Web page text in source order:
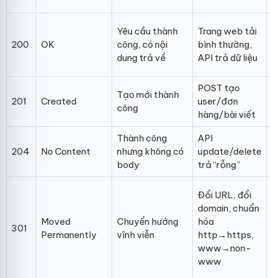
200 OK
Yêu cầu thành
công, có nội
dung trả về
Trang web tải
bình thường,
API trả dữ liệu
201 Created
Tạo mới thành
công
POST tạo
user/đơn
hàng/bài viết
204 No Content
Thành công
nhưng không có
body
API
update/delete
trả “rỗng”
301
Moved
Permanently
Chuyển hướng
vĩnh viễn
Đổi URL, đổi
domain, chuẩn
hóa
http→https,
www→non-
www